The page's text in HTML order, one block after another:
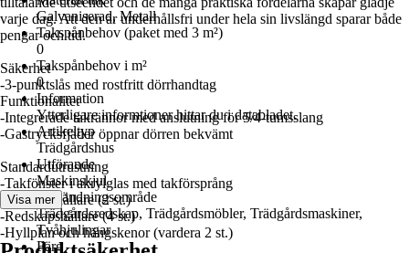
Galvaniserad, Metall
Takspånbehov (paket med 3 m²)
0
Takspånbehov i m²
0
Information
Ytterligare informtioner hittar du i databladet.
Artikeltyp
Trädgårdshus
Utförande
Maskinskjul
Användningsområde
Trädgårdsredskap, Trädgårdsmöbler, Trädgårdsmaskiner,
Tvåhjulingar
Färg
varje dag. Att den är underhållsfri under hela sin livslängd sparar både
pengar och tid.
Säkerhet
-3-punktslås med rostfritt dörrhandtag
Funktionalitet
-Integrerade takrännor med anslutning för 5/4-tumsslang
-Gastrycksfjäder öppnar dörren bekvämt
Standardutrustning
-Takfönster i akrylglas med takförsprång
-Verktygshållare (2 st.)
-Redskapshållare (4 st.)
-Hyllplan och hängskenor (vardera 2 st.)
Visa mer